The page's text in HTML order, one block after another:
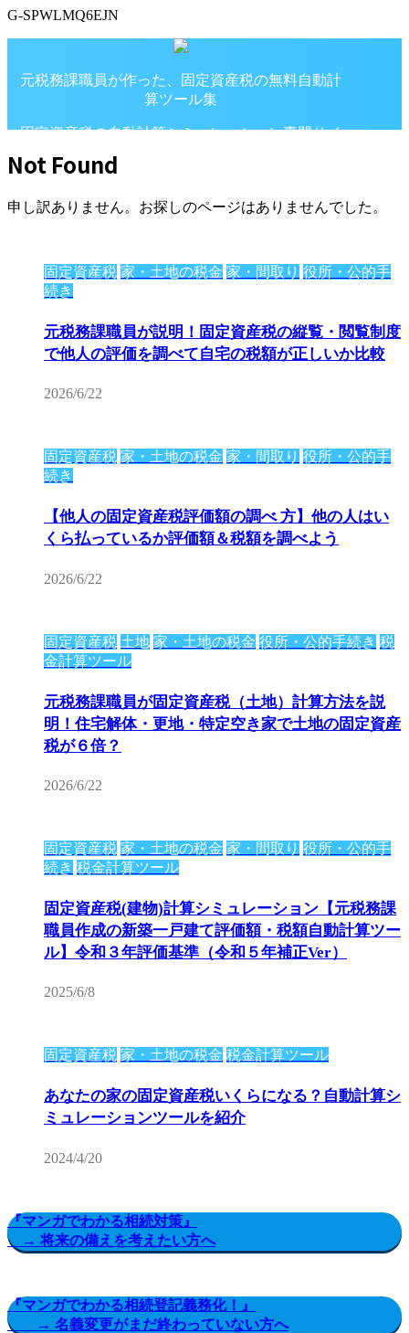
G-SPWLMQ6EJN
元税務課職員が作った、固定資産税の無料自動計
算ツール集
固定資産税の自動計算シミュレーション専門サイ
Not Found
申し訳ありません。お探しのページはありませんでした。
固定資産税 家・土地の税金 家・間取り 役所・公的手
続き
元税務課職員が説明！固定資産税の縦覧・閲覧制度
で他人の評価を調べて自宅の税額が正しいか比較
2026/6/22
固定資産税 家・土地の税金 家・間取り 役所・公的手
続き
【他人の固定資産税評価額の調べ 方】他の人はい
くら払っているか評価額＆税額を調べよう
2026/6/22
固定資産税 土地 家・土地の税金 役所・公的手続き 税
金計算ツール
元税務課職員が固定資産税（土地）計算方法を説
明！住宅解体・更地・特定空き家で土地の固定資産
税が６倍？
2026/6/22
固定資産税 家・土地の税金 家・間取り 役所・公的手
続き 税金計算ツール
固定資産税(建物)計算シミュレーション【元税務課
職員作成の新築一戸建て評価額・税額自動計算ツー
ル】令和３年評価基準（令和５年補正Ver）
2025/6/8
固定資産税 家・土地の税金 税金計算ツール
あなたの家の固定資産税いくらになる？自動計算シ
ミュレーションツールを紹介
2024/4/20
『マンガでわかる相続対策』
→ 将来の備えを考えたい方へ
『マンガでわかる相続登記義務化！』
→ 名義変更がまだ終わっていない方へ